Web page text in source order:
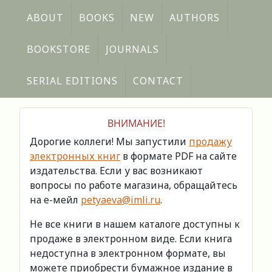
ABOUT BOOKS NEW AUTHORS
BOOKSTORE JOURNALS
SERIAL EDITIONS CONTACT
ВНИМАНИЕ!
Дорогие коллеги! Мы запустили продажу
электронных книг в формате PDF на сайте
издательства. Если у вас возникают
вопросы по работе магазина, обращайтесь
на е-мейл petyaeva@imli.ru.
Не все книги в нашем каталоге доступны к
продаже в электронном виде. Если книга
недоступна в электронном формате, вы
можете приобрести бумажное издание в